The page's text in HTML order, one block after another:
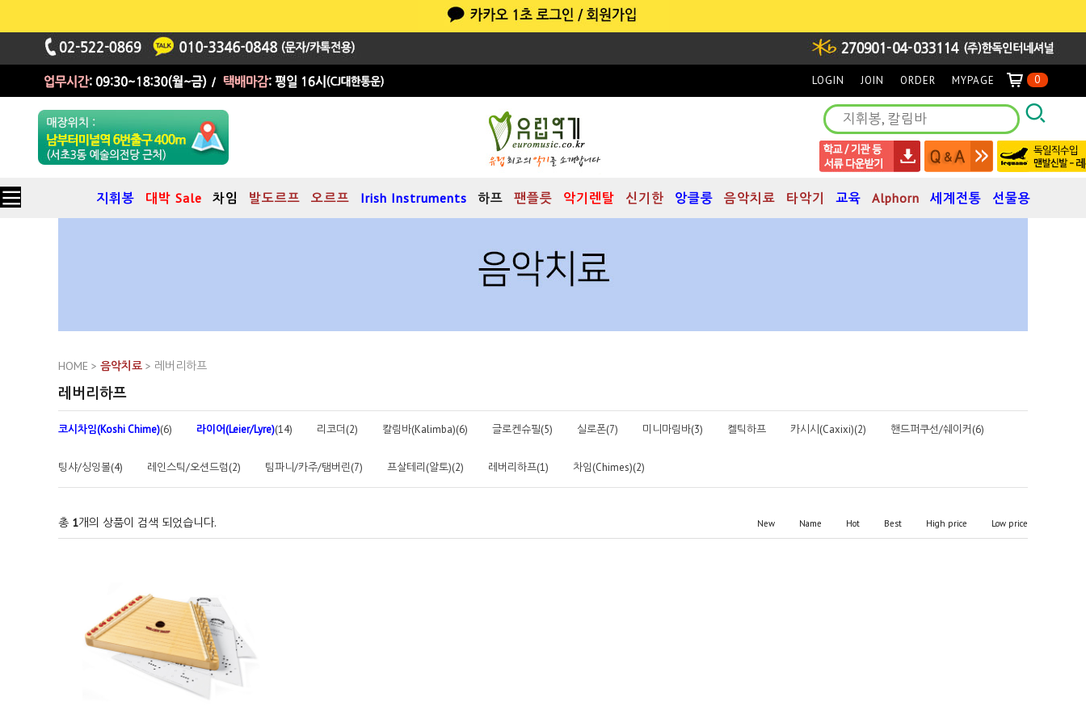
LOGIN JOIN ORDER MYPAGE 0
지휘봉 대박 Sale 차임 발도르프 오르프 Irish Instruments 하프 팬플릇 악기렌탈 신기한 앙클룽 음악치료 타악기 교육 Alphorn 세계전통 선물용
HOME > 음악치료 > 레버리하프
레버리하프
코시차임(Koshi Chime)(6) 라이어(Leier/Lyre)(14) 리코더(2) 칼림바(Kalimba)(6) 글로켄슈필(5) 실로폰(7) 미니마림바(3) 켈틱하프 카시시(Caxixi)(2) 핸드퍼쿠선/쉐이커(6)
팅샤/싱잉볼(4) 레인스틱/오션드럼(2) 팀파니/카주/탬버린(7) 프살테리(알토)(2) 레버리하프(1) 차임(Chimes)(2)
총 1개의 상품이 검색 되었습니다. New Name Hot Best High price Low price